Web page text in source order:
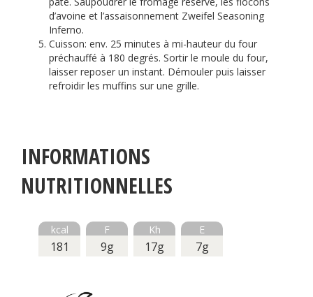
d’avoine et l’assaisonnement Zweifel Seasoning
Inferno.
Cuisson: env. 25 minutes à mi-hauteur du four
préchauffé à 180 degrés. Sortir le moule du four,
laisser reposer un instant. Démouler puis laisser
refroidir les muffins sur une grille.
INFORMATIONS
NUTRITIONNELLES
kcal
181
F
9g
Kh
17g
E
7g